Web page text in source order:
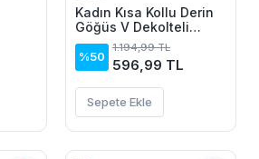
Kadın Kısa Kollu Derin
Göğüs V Dekolteli
önden Düğmeli Leopar
Desenli Kısa Süprem
Elbise
%50
1.194,99 TL
596,99 TL
Sepete Ekle